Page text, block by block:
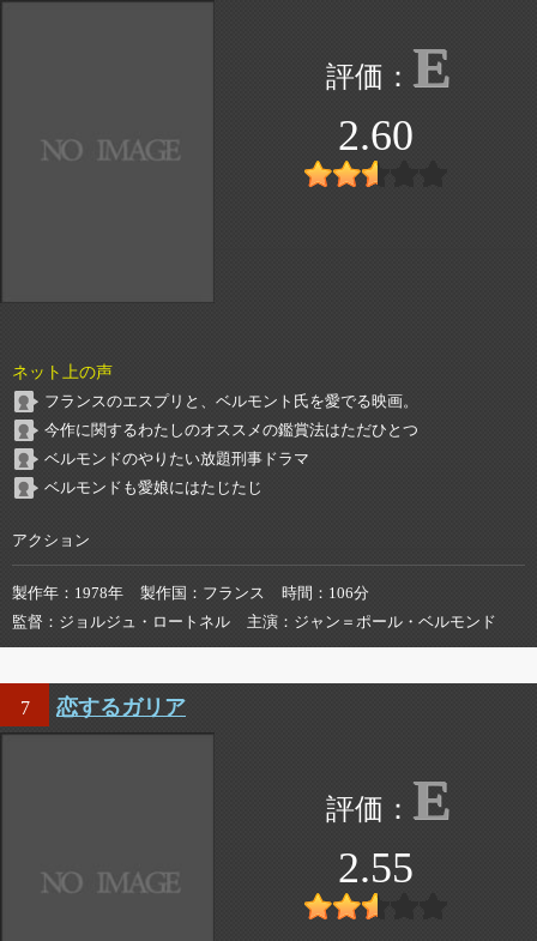
E
2.60
ネット上の声
フランスのエスプリと、ベルモント氏を愛でる映画。
今作に関するわたしのオススメの鑑賞法はただひとつ
ベルモンドのやりたい放題刑事ドラマ
ベルモンドも愛娘にはたじたじ
アクション
製作年 1978年 製作国 フランス 時間
106分
監督
ジョルジュ・ロートネル 主演 ジャン＝ポール・ベルモンド
7 恋するガリア
E
2.55